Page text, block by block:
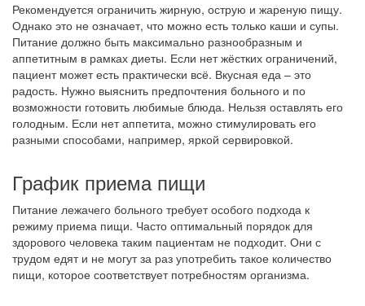
Рекомендуется ограничить жирную, острую и жареную пищу.
Однако это не означает, что можно есть только каши и супы.
Питание должно быть максимально разнообразным и
аппетитным в рамках диеты. Если нет жёстких ограничений,
пациент может есть практически всё. Вкусная еда – это
радость. Нужно выяснить предпочтения больного и по
возможности готовить любимые блюда. Нельзя оставлять его
голодным. Если нет аппетита, можно стимулировать его
разными способами, например, яркой сервировкой.
График приема пищи
Питание лежачего больного требует особого подхода к
режиму приема пищи. Часто оптимальный порядок для
здорового человека таким пациентам не подходит. Они с
трудом едят и не могут за раз употребить такое количество
пищи, которое соответствует потребностям организма.